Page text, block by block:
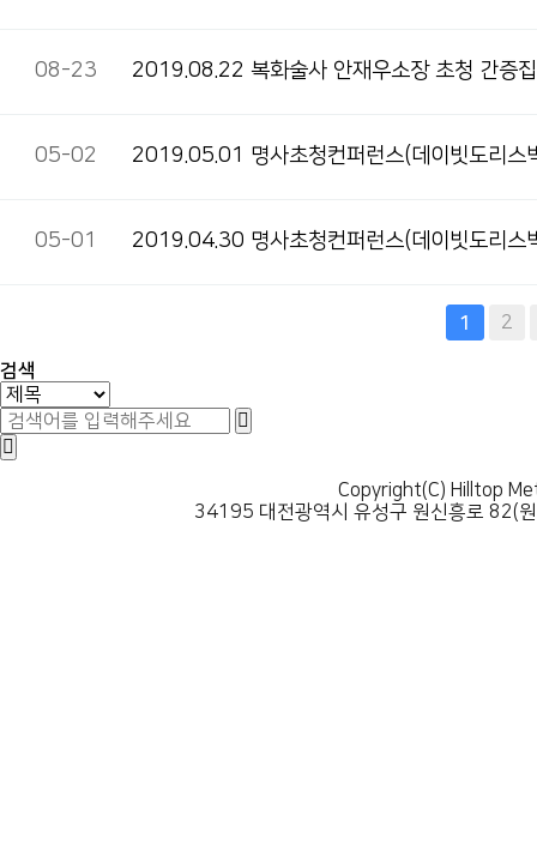
08-23 2019.08.22 복화술사 안재우소장 초청 간증
05-02 2019.05.01 명사초청컨퍼런스(데이빗도리스
05-01 2019.04.30 명사초청컨퍼런스(데이빗도리스
1 2
검색
Copyright(C) Hilltop
34195 대전광역시 유성구 원신흥로